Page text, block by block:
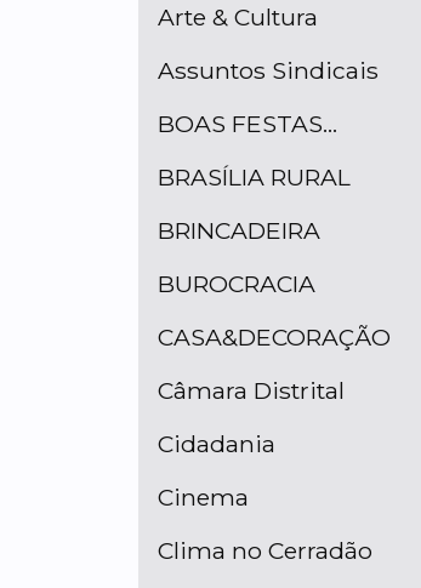
Arte & Cultura
Assuntos Sindicais
BOAS FESTAS...
BRASÍLIA RURAL
BRINCADEIRA
BUROCRACIA
CASA&DECORAÇÃO
Câmara Distrital
Cidadania
Cinema
Clima no Cerradão